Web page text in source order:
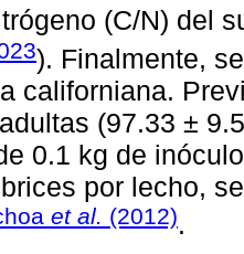
(C/N) del
). Finalmente,
californiana.
(97.33 ±
0.1 kg de
por lecho,
et al. (2012).